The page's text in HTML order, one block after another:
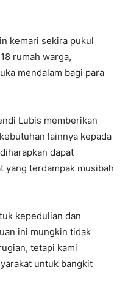
kemari sekira pukul
rumah warga,
mendalam bagi para
Lubis memberikan
lainnya kepada
dapat
yang terdampak musibah
kepedulian dan
ini mungkin tidak
tetapi kami
untuk bangkit